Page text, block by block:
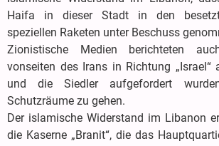
Haifa in dieser Stadt in den
speziellen Raketen unter Beschuss
Zionistische Medien berichteten
vonseiten des Irans in Richtung „Israel“
und die Siedler aufgefordert
Schutzräume zu gehen.
Der islamische Widerstand im Libanon
die Kaserne „Branit“, die das